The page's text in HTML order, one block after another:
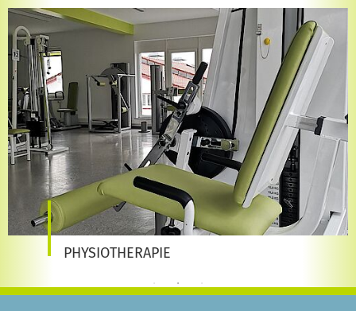
PHYSIOTHERAPIE